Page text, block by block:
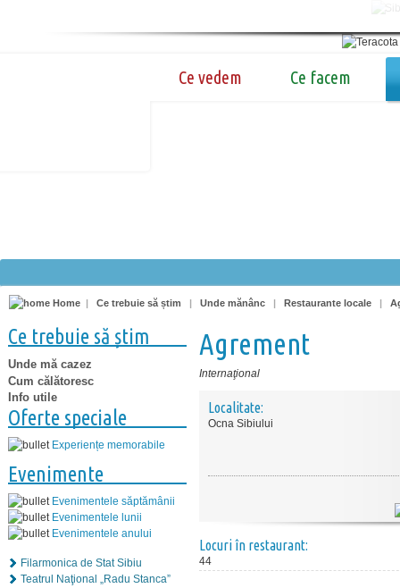
Ce vedem Ce facem
Home | Ce trebuie să știm | Unde mănânc | Restaurante locale |
Ce trebuie să știm
Unde mă cazez
Cum călătoresc
Info utile
Oferte speciale
Experiențe memorabile
Evenimente
Evenimentele săptămânii
Evenimentele lunii
Evenimentele anului
Filarmonica de Stat Sibiu
Teatrul Naţional „Radu Stanca”
Agrement
Internaţional
Localitate:
Ocna Sibiului
Locuri în restaurant:
44